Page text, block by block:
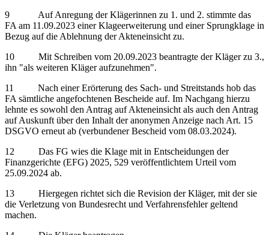
9 Auf Anregung der Klägerinnen zu 1. und 2. stimmte das
FA am 11.09.2023 einer Klageerweiterung und einer Sprungklage in
Bezug auf die Ablehnung der Akteneinsicht zu.
10 Mit Schreiben vom 20.09.2023 beantragte der Kläger zu 3.,
ihn "als weiteren Kläger aufzunehmen".
11 Nach einer Erörterung des Sach- und Streitstands hob das
FA sämtliche angefochtenen Bescheide auf. Im Nachgang hierzu
lehnte es sowohl den Antrag auf Akteneinsicht als auch den Antrag
auf Auskunft über den Inhalt der anonymen Anzeige nach Art. 15
DSGVO erneut ab (verbundener Bescheid vom 08.03.2024).
12 Das FG wies die Klage mit in Entscheidungen der
Finanzgerichte (EFG) 2025, 529 veröffentlichtem Urteil vom
25.09.2024 ab.
13 Hiergegen richtet sich die Revision der Kläger, mit der sie
die Verletzung von Bundesrecht und Verfahrensfehler geltend
machen.